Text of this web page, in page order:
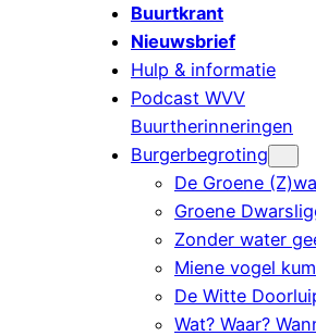
Buurtkrant
Nieuwsbrief
Hulp & informatie
Podcast WVV
Buurtherinneringen
Burgerbegroting
De Groene
Groene
Zonder water
Miene vogel
De Witte
Wat? Waar?